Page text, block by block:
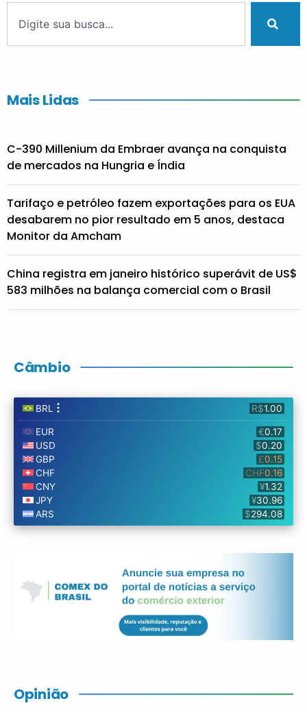
Mais Lidas
C-390 Millenium da Embraer avança na conquista
de mercados na Hungria e Índia
Tarifaço e petróleo fazem exportações para os EUA
desabarem no pior resultado em 5 anos, destaca
Monitor da Amcham
China registra em janeiro histórico superávit de US$
583 milhões na balança comercial com o Brasil
Câmbio
Opinião